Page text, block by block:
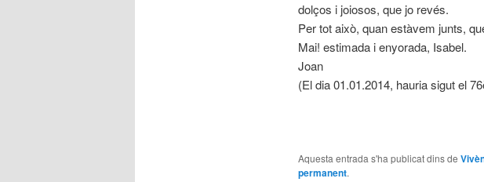
dolços i joiosos, que jo revés.
Per tot això, quan estàvem junts,
Mai! estimada i enyorada, Isabel.
Joan
(El dia 01.01.2014, hauria sigut el
Aquesta entrada s'ha publicat dins de
permanent.